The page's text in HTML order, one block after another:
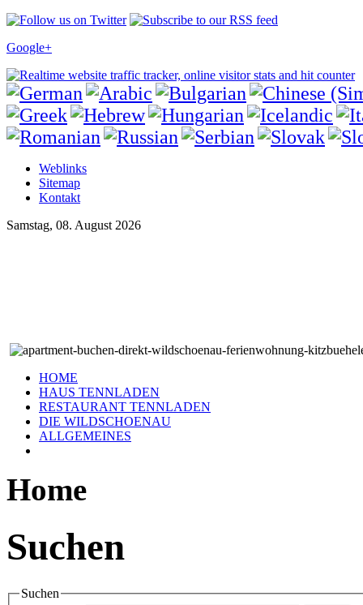
Google+
Weblinks
Sitemap
Kontakt
Samstag, 08. August 2026
HOME
HAUS TENNLADEN
RESTAURANT TENNLADEN
DIE WILDSCHOENAU
ALLGEMEINES
Home
Suchen
Suchen